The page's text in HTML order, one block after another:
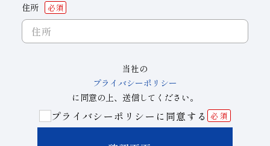
住所
当社の
プライバシーポリシー
に同意の上、送信してください。
プライバシーポリシーに同意する